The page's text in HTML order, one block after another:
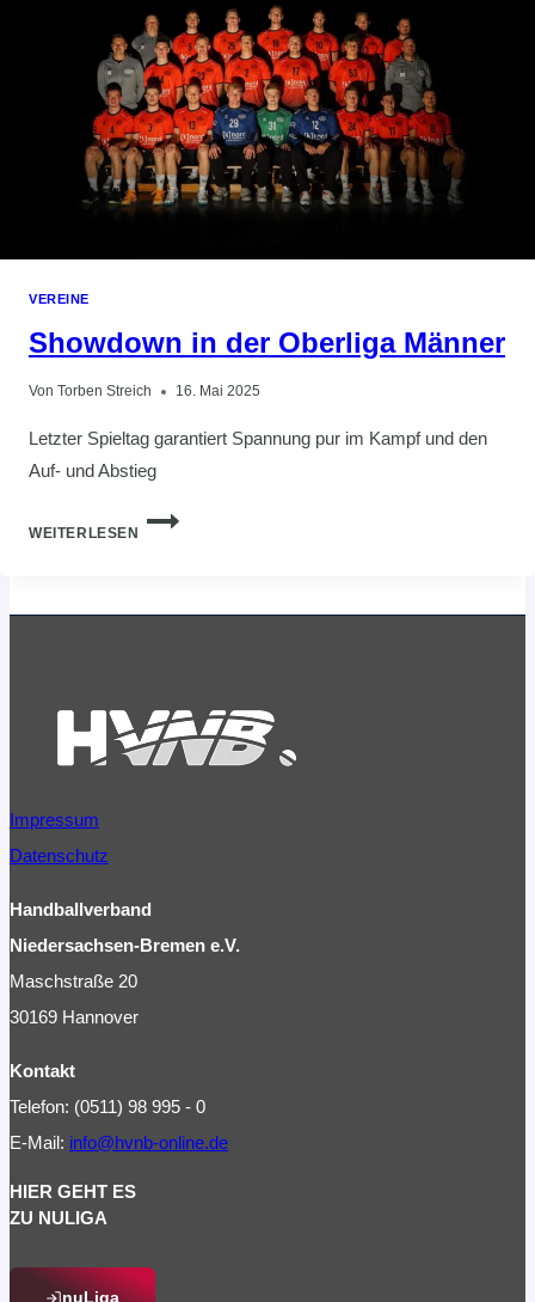
ND L
ÄDT E
UCH E
IN!
VEREINE
Showdown in der Oberliga Männer
Von Torben Streich 16. Mai 2025
Letzter Spieltag garantiert Spannung pur im Kampf und den
Auf- und Abstieg
WEITERLESEN
SHOWDOWN
MÄNNER
Impressum
Datenschutz
Handballverband
Niedersachsen-Bremen e.V.
Maschstraße 20
30169 Hannover
Kontakt
Telefon: (0511) 98 995 - 0
E-Mail: info@hvnb-online.de
HIER GEHT ES
ZU NULIGA
nuLiga